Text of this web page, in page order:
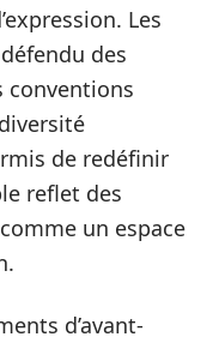
Les
des
conventions
de redéfinir
reflet des
un espace
d’avant-